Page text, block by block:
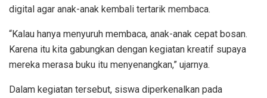
digital agar anak-anak kembali tertarik membaca.
“Kalau hanya menyuruh membaca, anak-anak cepat bosan.
Karena itu kita gabungkan dengan kegiatan kreatif supaya
mereka merasa buku itu menyenangkan,” ujarnya.
Dalam kegiatan tersebut, siswa diperkenalkan pada